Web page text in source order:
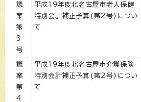
議
案
第
3
号
平成19年度北名古屋市老人保健
特別会計補正予算(第2号)につい
て
議
案
第
4
平成19年度北名古屋市介護保険
特別会計補正予算(第2号)につい
て